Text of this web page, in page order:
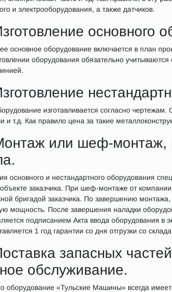
и электрооборудования, а также датчиков.
основного
основное оборудование включается в план
оборудования обязательно
изготавливается согласно
т.д. Как правило цена за такие
или шеф-монтаж,
основного и нестандартного оборудования
заказчика. При шеф-монтаже от
бригадой заказчика. По завершению
мощность. После завершения наладки
подписанием Акта ввода оборудования
1 год гарантии со дня отгрузки со
запасных
обслуживание.
оборудование «Тульские Машины» всегда